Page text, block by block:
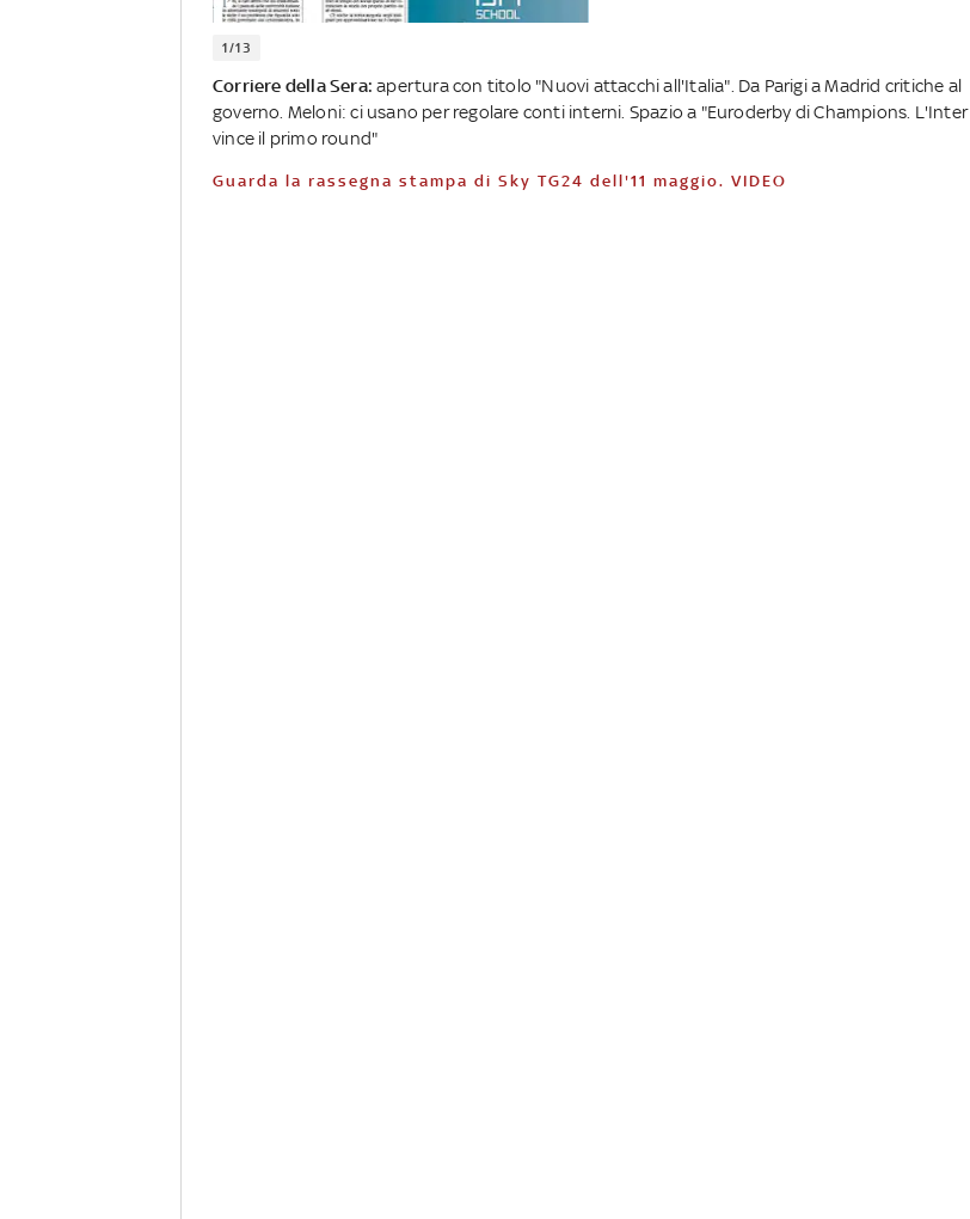
1/13
Corriere della Sera:apertura con titolo "Nuovi attacchi all'Italia". Da Parigi a Madrid critiche al
governo. Meloni: ci usano per regolare conti interni. Spazio a "Euroderby di Champions. L'Inter
vince il primo round"
Guarda la rassegna stampa di Sky TG24 dell'11 maggio. VIDEO